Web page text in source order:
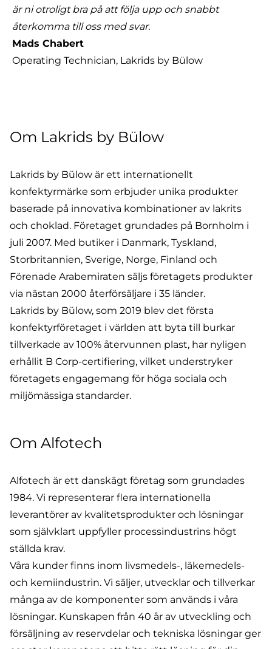
är ni otroligt bra på att följa upp och snabbt
återkomma till oss med svar.
Mads Chabert
Operating Technician, Lakrids by Bülow
Om Lakrids by Bülow
Lakrids by Bülow är ett internationellt
konfektyrmärke som erbjuder unika produkter
baserade på innovativa kombinationer av lakrits
och choklad. Företaget grundades på Bornholm i
juli 2007. Med butiker i Danmark, Tyskland,
Storbritannien, Sverige, Norge, Finland och
Förenade Arabemiraten säljs företagets produkter
via nästan 2000 återförsäljare i 35 länder.
Lakrids by Bülow, som 2019 blev det första
konfektyrföretaget i världen att byta till burkar
tillverkade av 100% återvunnen plast, har nyligen
erhållit B Corp-certifiering, vilket understryker
företagets engagemang för höga sociala och
miljömässiga standarder.
Om Alfotech
Alfotech är ett danskägt företag som grundades
1984. Vi representerar flera internationella
leverantörer av kvalitetsprodukter och lösningar
som självklart uppfyller processindustrins högt
ställda krav.
Våra kunder finns inom livsmedels-, läkemedels-
och kemiindustrin. Vi säljer, utvecklar och tillverkar
många av de komponenter som används i våra
lösningar. Kunskapen från 40 år av utveckling och
försäljning av reservdelar och tekniska lösningar ger